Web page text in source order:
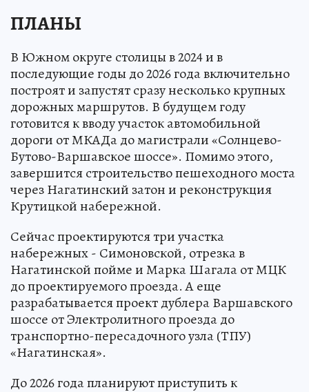
ПЛАНЫ
В Южном округе столицы в 2024 и в
последующие годы до 2026 года включительно
построят и запустят сразу несколько крупных
дорожных маршрутов. В будущем году
готовится к вводу участок автомобильной
дороги от МКАДа до магистрали «Солнцево-
Бутово-Варшавское шоссе». Помимо этого,
завершится строительство пешеходного моста
через Нагатинский затон и реконструкция
Крутицкой набережной.
Сейчас проектируются три участка
набережных - Симоновской, отрезка в
Нагатинской пойме и Марка Шагала от МЦК
до проектируемого проезда. А еще
разрабатывается проект дублера Варшавского
шоссе от Электролитного проезда до
транспортно-пересадочного узла (ТПУ)
«Нагатинская».
До 2026 года планируют приступить к